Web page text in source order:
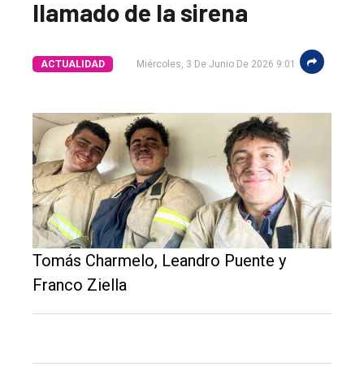
llamado de la sirena
ACTUALIDAD Miércoles, 3 De Junio De 2026 9:01
Tomás Charmelo, Leandro Puente y
Franco Ziella